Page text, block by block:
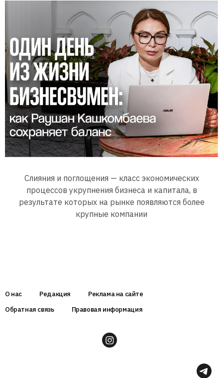
Слияния и поглощения — класс экономических
процессов укрупнения бизнеса и капитала, в
результате которых на рынке появляются более
крупные компании
О нас Редакция
Реклама на сайте
Обратная связь
Правовая информация